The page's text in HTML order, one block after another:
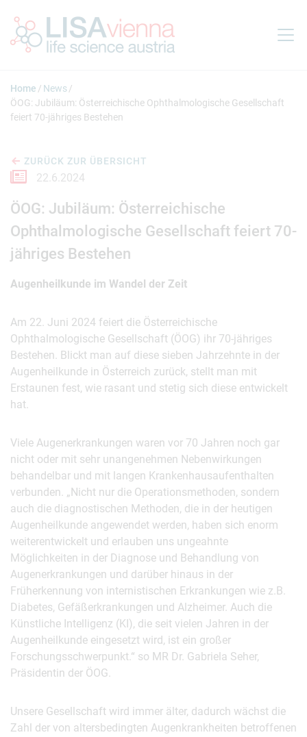
Home
News
ÖOG: Jubiläum: Österreichische Ophthalmologische Gesellschaft
feiert 70-jähriges Bestehen
ZURÜCK ZUR ÜBERSICHT
22.6.2024
ÖOG: Jubiläum: Österreichische
Ophthalmologische Gesellschaft feiert 70-
jähriges Bestehen
Augenheilkunde im Wandel der Zeit
Am 22. Juni 2024 feiert die Österreichische
Ophthalmologische Gesellschaft (ÖOG) ihr 70-jähriges
Bestehen. Blickt man auf diese sieben Jahrzehnte in der
Augenheilkunde in Österreich zurück, stellt man mit
Erstaunen fest, wie rasant und stetig sich diese entwickelt
hat.
Viele Augenerkrankungen waren vor 70 Jahren noch gar
nicht oder mit sehr unangenehmen Nebenwirkungen
behandelbar und mit langen Krankenhausaufenthalten
verbunden. „Nicht nur die Operationsmethoden, sondern
auch die diagnostischen Methoden, die in der heutigen
Augenheilkunde angewendet werden, haben sich enorm
weiterentwickelt und erlauben uns ungeahnte
Möglichkeiten in der Diagnose und Behandlung von
Augenerkrankungen und darüber hinaus in der
Früherkennung von internistischen Erkrankungen wie z.B.
Diabetes, Gefäßerkrankungen und Alzheimer. Auch die
Künstliche Intelligenz (KI), die seit vielen Jahren in der
Augenheilkunde eingesetzt wird, ist ein großer
Forschungsschwerpunkt.“ so MR Dr. Gabriela Seher,
Präsidentin der ÖOG.
Unsere Gesellschaft wird immer älter, dadurch wächst die
Zahl der von altersbedingten Augenkrankheiten betroffenen